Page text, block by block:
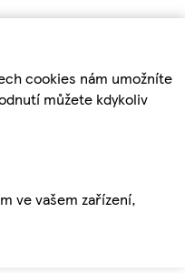
cookies nám umožníte
můžete kdykoliv
ve vašem zařízení,